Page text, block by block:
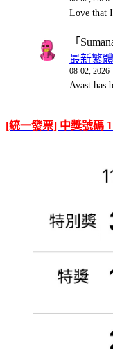
Love that
「
最新繁
08-02, 2026
Avast has
[統一發票] 中獎號碼